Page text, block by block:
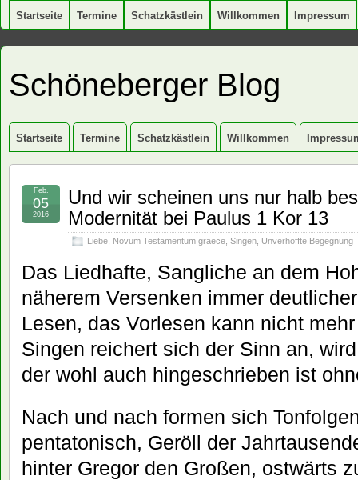
Startseite Termine Schatzkästlein Willkommen Impressum
Schöneberger Blog
Startseite Termine Schatzkästlein Willkommen
Und wir scheinen uns nur halb
Modernität bei Paulus 1 Kor 13
Liebe Novum Testamentum graece Singen Unverhoffte Begegnung
Feb.
05
2016
Das Liedhafte, Sangliche an dem
näherem Versenken immer
Lesen, das Vorlesen kann nicht
Singen reichert sich der Sinn an,
der wohl auch hingeschrieben ist
Nach und nach formen sich
pentatonisch, Geröll der
hinter Gregor den Großen, ostwärts